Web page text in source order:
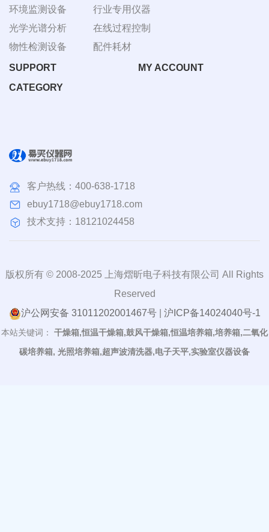
环境监测设备
光学光谱分析
物性检测设备
行业专用仪器
在线过程控制
配件耗材
SUPPORT
MY ACCOUNT
CATEGORY
客户热线： 400-638-1718
ebuy1718@ebuy1718.com
技术支持：18121024458
版权所有 © 2008-2025 上海熠昕电子科技有限公司 All Rights
Reserved
沪公网安备 31011202001467号| 沪ICP备14024040号-1
本站关键词：
干燥箱,恒温干燥箱,鼓风干燥箱,恒温培养箱,培养箱,二氧化
碳培养箱, 光照培养箱,超声波清洗器,电子天平,实验室仪器设备